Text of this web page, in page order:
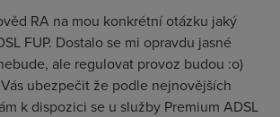
RA na mou konkrétní otázku jaký
FUP. Dostalo se mi opravdu jasné
ale regulovat provoz budou :o)
ubezpečit že podle nejnovějších
k dispozici se u služby Premium ADSL